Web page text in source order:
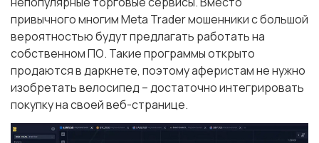
привычного многим Meta Trader мошенники с большой
вероятностью будут предлагать работать на
собственном ПО. Такие программы открыто
продаются в даркнете, поэтому аферистам не нужно
изобретать велосипед – достаточно интегрировать
покупку на своей веб-странице.